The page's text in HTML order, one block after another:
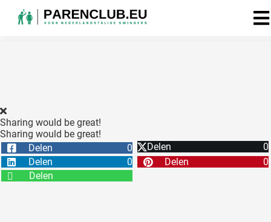
Sharing would be great!
Sharing would be great!
Delen
0 Delen
0
Delen
0 Delen
0
Delen